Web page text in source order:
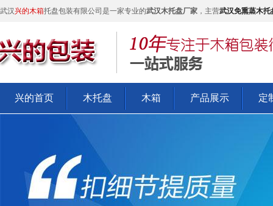
武汉兴的木箱托盘包装有限公司是一家专业的武汉木托盘厂家 ，主营武汉免熏蒸木托
兴的首页 木托盘 木箱 产品展示 定